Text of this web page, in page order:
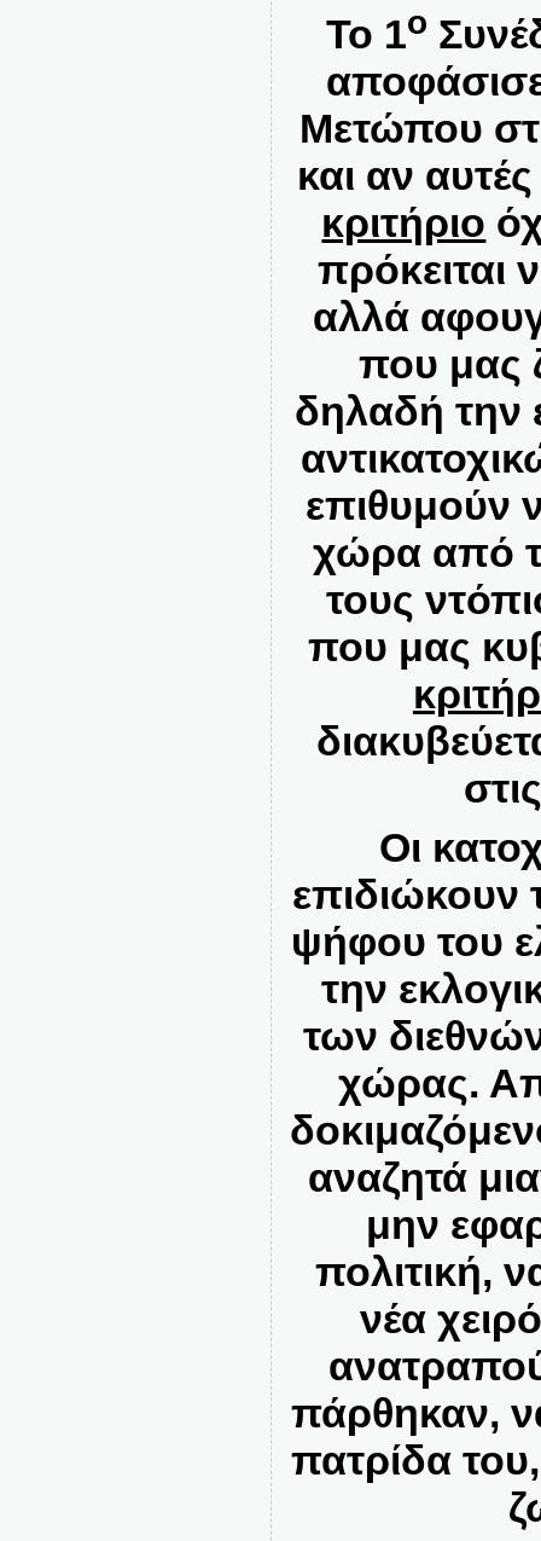
Το 1ο
Μετώπου
και αν
κριτήριο
πρόκειται
αλλά
που μας
δηλαδή την
επιθυμούν
χώρα από
τους
που μας
Οι
ψήφου του
την
των
χώρας.
αναζητά
μην
πολιτική,
νέα
πάρθηκαν,
πατρίδα